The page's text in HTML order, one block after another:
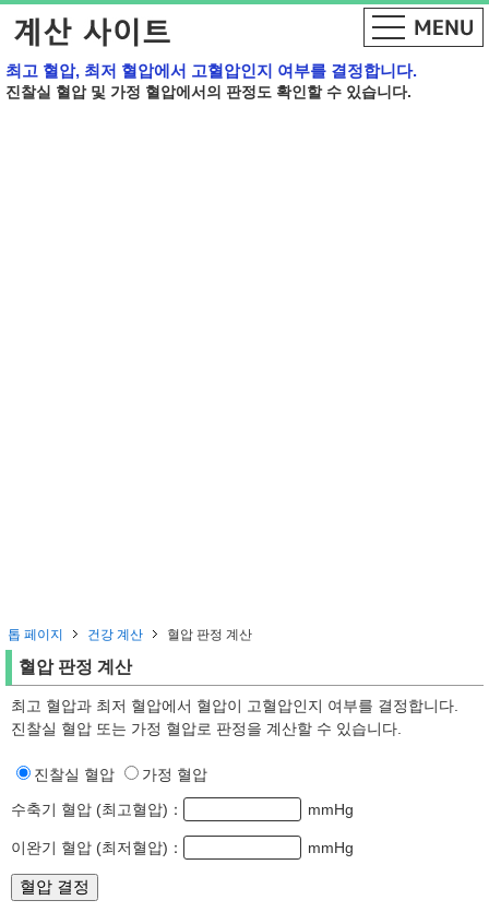
최고 혈압, 최저 혈압에서 고혈압인지 여부를 결정합니다.
진찰실 혈압 및 가정 혈압에서의 판정도 확인할 수 있습니다.
톱 페이지 건강 계산 혈압 판정 계산
혈압 판정 계산
최고 혈압과 최저 혈압에서 혈압이 고혈압인지 여부를 결정합니다.
진찰실 혈압 또는 가정 혈압로 판정을 계산할 수 있습니다.
진찰실 혈압
가정 혈압
수축기 혈압 (최고혈압)：
mmHg
이완기 혈압 (최저혈압)： mmHg